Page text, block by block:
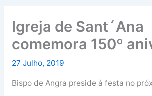
Igreja de Sant´Ana
comemora 150º
27 Julho, 2019
Bispo de Angra preside à festa no